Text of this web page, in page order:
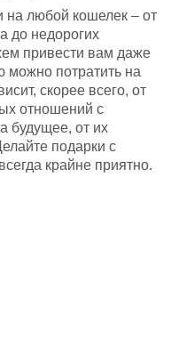
на любой кошелек – от
до недорогих
привести вам даже
можно потратить на
скорее всего, от
отношений с
будущее, от их
подарки с
крайне приятно.